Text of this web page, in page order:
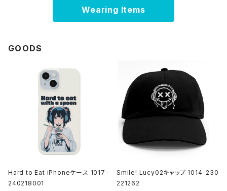
Wearing Items
GOODS
Hard to Eat iPhoneケース 1017-
240218001
Smile! Lucy02キャップ 1014-230
221262